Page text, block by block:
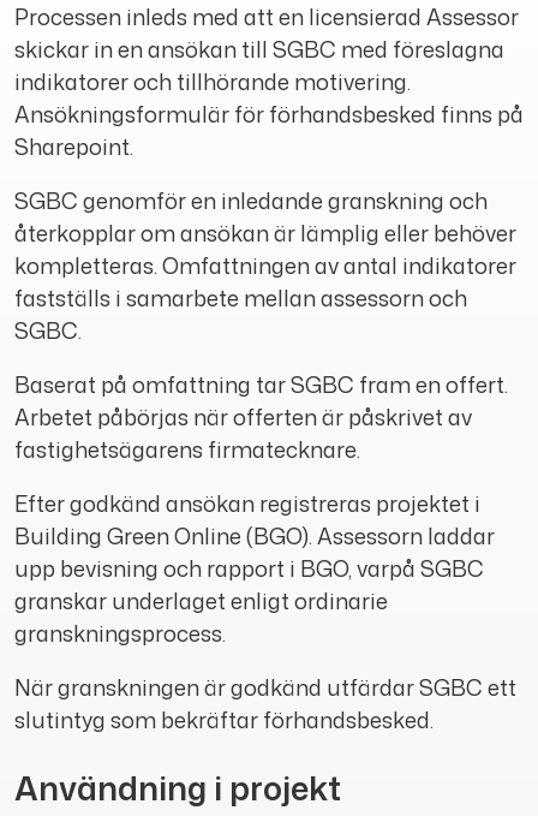
Processen inleds med att en licensierad Assessor
skickar in en ansökan till SGBC med föreslagna
indikatorer och tillhörande motivering.
Ansökningsformulär för förhandsbesked finns på
Sharepoint.
SGBC genomför en inledande granskning och
återkopplar om ansökan är lämplig eller behöver
kompletteras. Omfattningen av antal indikatorer
fastställs i samarbete mellan assessorn och
SGBC.
Baserat på omfattning tar SGBC fram en offert.
Arbetet påbörjas när offerten är påskrivet av
fastighetsägarens firmatecknare.
Efter godkänd ansökan registreras projektet i
Building Green Online (BGO). Assessorn laddar
upp bevisning och rapport i BGO, varpå SGBC
granskar underlaget enligt ordinarie
granskningsprocess.
När granskningen är godkänd utfärdar SGBC ett
slutintyg som bekräftar förhandsbesked.
Användning i projekt